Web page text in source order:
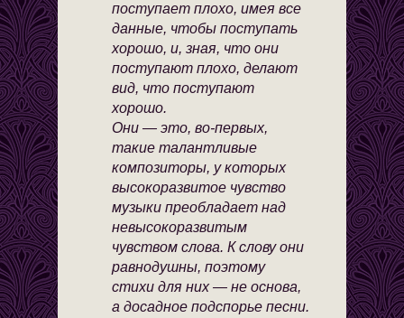
поступает плохо, имея все
данные, чтобы поступать
хорошо, и, зная, что они
поступают плохо, делают
вид, что поступают
хорошо.
Они — это, во-первых,
такие талантливые
композиторы, у которых
высокоразвитое чувство
музыки преобладает над
невысокоразвитым
чувством слова. К слову они
равнодушны, поэтому
стихи для них — не основа,
а досадное подспорье песни.